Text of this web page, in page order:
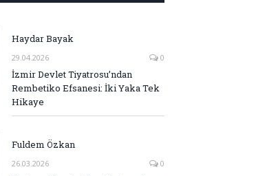
Haydar Bayak
29.04.2026 0
İzmir Devlet Tiyatrosu’ndan
Rembetiko Efsanesi: İki Yaka Tek
Hikaye
Fuldem Özkan
26.03.2026 0